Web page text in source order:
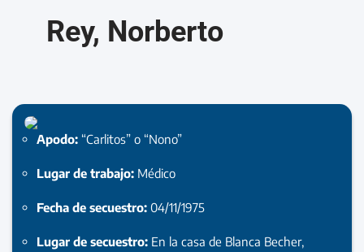
Rey, Norberto
Apodo: “Carlitos” o “Nono”
Lugar de trabajo: Médico
Fecha de secuestro: 04/11/1975
Lugar de secuestro: En la casa de Blanca Becher,